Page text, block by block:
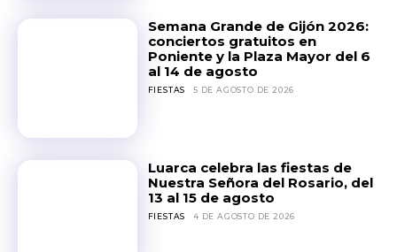
Semana Grande de Gijón 2026:
conciertos gratuitos en
Poniente y la Plaza Mayor del 6
al 14 de agosto
FIESTAS 5 DE AGOSTO DE 2026
Luarca celebra las fiestas de
Nuestra Señora del Rosario, del
13 al 15 de agosto
FIESTAS 4 DE AGOSTO DE 2026